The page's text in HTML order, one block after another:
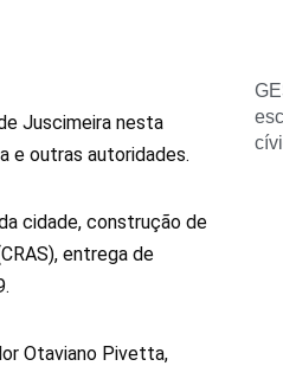
Juscimeira nesta
e outras autoridades.
cidade, construção de
entrega de
Otaviano Pivetta,